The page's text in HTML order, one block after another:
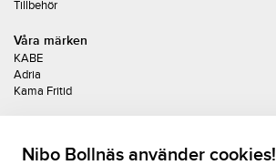
Tillbehör
Våra märken
KABE
Adria
Kama Fritid
Bygg din Kabe
Nibo Bollnäs använder cookies!